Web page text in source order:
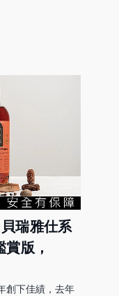
瑞雅仕系
版，
創下佳績，去年